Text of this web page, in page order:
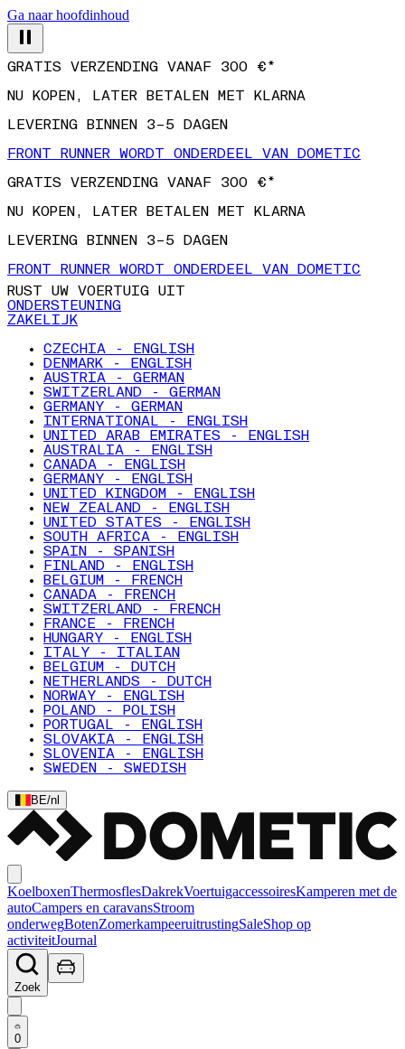
Ga naar hoofdinhoud
NU KOPEN, LATER BETALEN MET KLARNA
LEVERING BINNEN 3–5 DAGEN
FRONT RUNNER WORDT ONDERDEEL VAN DOMETIC
GRATIS VERZENDING VANAF 300 €*
NU KOPEN, LATER BETALEN MET KLARNA
LEVERING BINNEN 3–5 DAGEN
FRONT RUNNER WORDT ONDERDEEL VAN DOMETIC
RUST UW VOERTUIG UIT
ONDERSTEUNING
ZAKELIJK
CZECHIA - ENGLISH
DENMARK - ENGLISH
AUSTRIA - GERMAN
SWITZERLAND - GERMAN
GERMANY - GERMAN
INTERNATIONAL - ENGLISH
UNITED ARAB EMIRATES - ENGLISH
AUSTRALIA - ENGLISH
CANADA - ENGLISH
GERMANY - ENGLISH
UNITED KINGDOM - ENGLISH
NEW ZEALAND - ENGLISH
UNITED STATES - ENGLISH
SOUTH AFRICA - ENGLISH
SPAIN - SPANISH
FINLAND - ENGLISH
BELGIUM - FRENCH
CANADA - FRENCH
SWITZERLAND - FRENCH
FRANCE - FRENCH
HUNGARY - ENGLISH
ITALY - ITALIAN
BELGIUM - DUTCH
NETHERLANDS - DUTCH
NORWAY - ENGLISH
POLAND - POLISH
PORTUGAL - ENGLISH
SLOVAKIA - ENGLISH
SLOVENIA - ENGLISH
SWEDEN - SWEDISH
BE/nl
KoelboxenThermosflesDakrekVoertuigaccessoiresKamperen met de
autoCampers en caravansStroom
onderwegBotenZomerkampeeruitrustingSaleShop op
activiteitJournal
Zoek
0